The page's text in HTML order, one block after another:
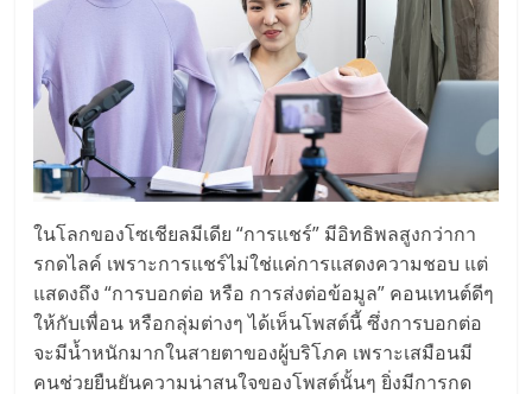
รวม
แฟ
รน
ไชส์
ขาย
แฟ
ในโลกของโซเชียลมีเดีย “การแชร์” มีอิทธิพลสูงกว่ากา
รกดไลค์ เพราะการแชร์ไม่ใช่แค่การแสดงความชอบ แต่
แสดงถึง “การบอกต่อ หรือ การส่งต่อข้อมูล” คอนเทนต์ดีๆ
ให้กับเพื่อน หรือกลุ่มต่างๆ ได้เห็นโพสต์นี้ ซึ่งการบอกต่อ
จะมีน้ำหนักมากในสายตาของผู้บริโภค เพราะเสมือนมี
คนช่วยยืนยันความน่าสนใจของโพสต์นั้นๆ ยิ่งมีการกด